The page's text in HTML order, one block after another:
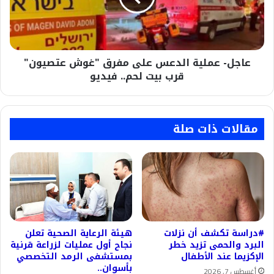
"غوش
عتصيون"
قرب
بيت
لحم..عاجل- عملية الدعس على مفرق "غوش عتصيون"
قرب بيت لحم.. فيديو
مقالات ذات صلة
#دراسة تكشف أن نزلات
البرد والحمى تزيد خطر
الإكزيما عند الأطفال
أغسطس 7, 2026
هيئة الرعاية الصحية تعلن
نجاح أول عمليات لزراعة قرنية
بمستشفى الرمد التخصصي
بأسوان..